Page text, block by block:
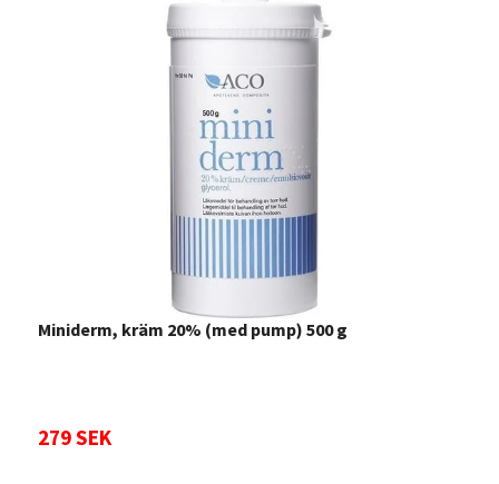
Miniderm, kräm 20% (med pump) 500 g
279 SEK